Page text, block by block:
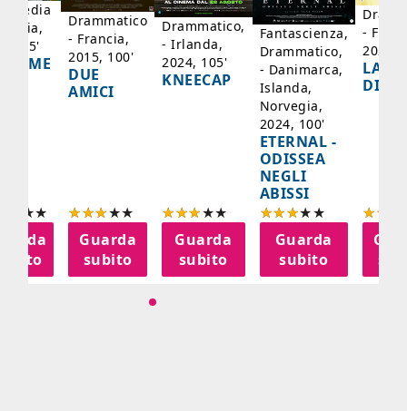
95'
Drammatico
- Francia,
2015, 100'
DUE
AMICI
Guarda
subito
Drammatico,
- Irlanda,
2024, 105'
KNEECAP
Guarda
subito
Fantascienza,
Drammatico,
- Danimarca,
Islanda,
Norvegia,
2024, 100'
ETERNAL -
ODISSEA
NEGLI
ABISSI
Guarda
subito
-
2024,
LA
DI